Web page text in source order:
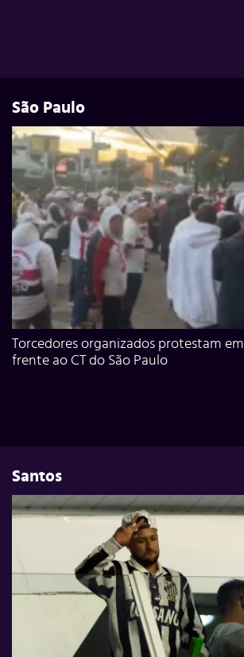
São Paulo
Torcedores organizados protestam em
frente ao CT do São Paulo
Santos